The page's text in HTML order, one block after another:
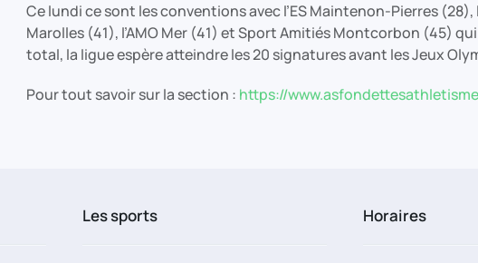
Ce lundi ce sont les conventions avec l’ES Maintenon-Pierres (28),
Marolles (41), l’AMO Mer (41) et Sport Amitiés Montcorbon (45)
total, la ligue espère atteindre les 20 signatures avant les Jeux
Pour tout savoir sur la section : https://
Les sports Horaires